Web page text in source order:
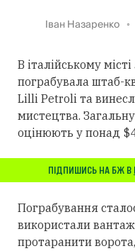
Іван Назаренко
В італійському
пограбувала штаб-
Lilli Petroli та
мистецтва.
оцінюють у понад
ПІДПИШИСЬ НА БЖ В
Пограбування
використали
протаранити